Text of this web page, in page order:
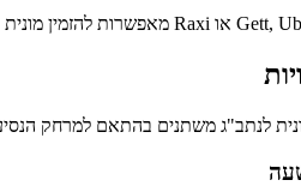
לנתב"ג משתנים בהתאם למרחק